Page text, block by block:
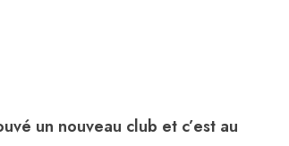
un nouveau club et c’est au